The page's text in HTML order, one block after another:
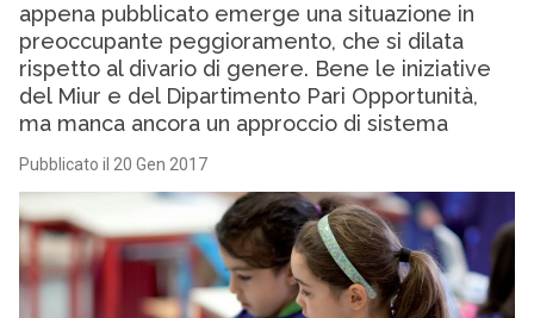
appena pubblicato emerge una situazione in
preoccupante peggioramento, che si dilata
rispetto al divario di genere. Bene le iniziative
del Miur e del Dipartimento Pari Opportunità,
ma manca ancora un approccio di sistema
Pubblicato il 20 Gen 2017